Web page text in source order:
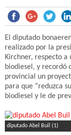
El diputado
realizado por la
Kirchner, respecto
biodiesel, y recordó
provincial un
para que “reduzca
biodiesel y le de
diputado Abel Buil (1)